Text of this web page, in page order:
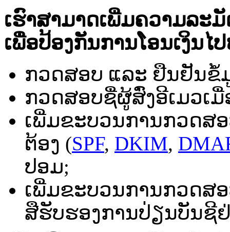
ເຮົາ​ສາມາດ​ເພີ່ມ​ຄວາມ​ລະ​
ເພື່ອ​ປ້ອງ​ກັນ​ການ​ໂອນ​ເງິນ​
ກວດ​ສອບ ​ແລະ ​ຢືນຢັນ​ຂໍ້​
ກວດ​ສອບ​ຊື່​ຜູ້​ສົ່ງ​ອີ​ເມວ​ເມື່
ເພີ່ມຂະ​ບວນ​ການ​ກວດ​ສ
ຕ້ອງ​ (SPF, DKIM,
ປອມ​;
ເພີ່ມ​ຂະ​ບວນ​ການ​ກວດສ
ສື​ຮັບຮອງ​ການ​ປ່ຽນ​ບັນ​ຊີ​ຢ່